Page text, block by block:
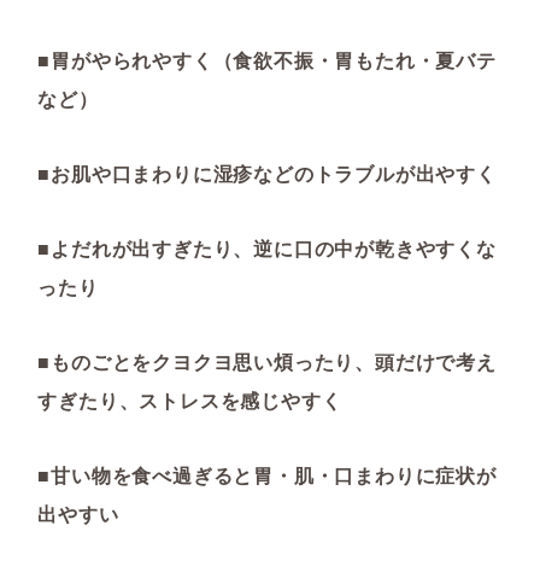
■胃がやられやすく（食欲不振・胃もたれ・夏バテ
など）
■お肌や口まわりに湿疹などのトラブルが出やすく
■よだれが出すぎたり、逆に口の中が乾きやすくな
ったり
■ものごとをクヨクヨ思い煩ったり、頭だけで考え
すぎたり、ストレスを感じやすく
■甘い物を食べ過ぎると胃・肌・口まわりに症状が
出やすい